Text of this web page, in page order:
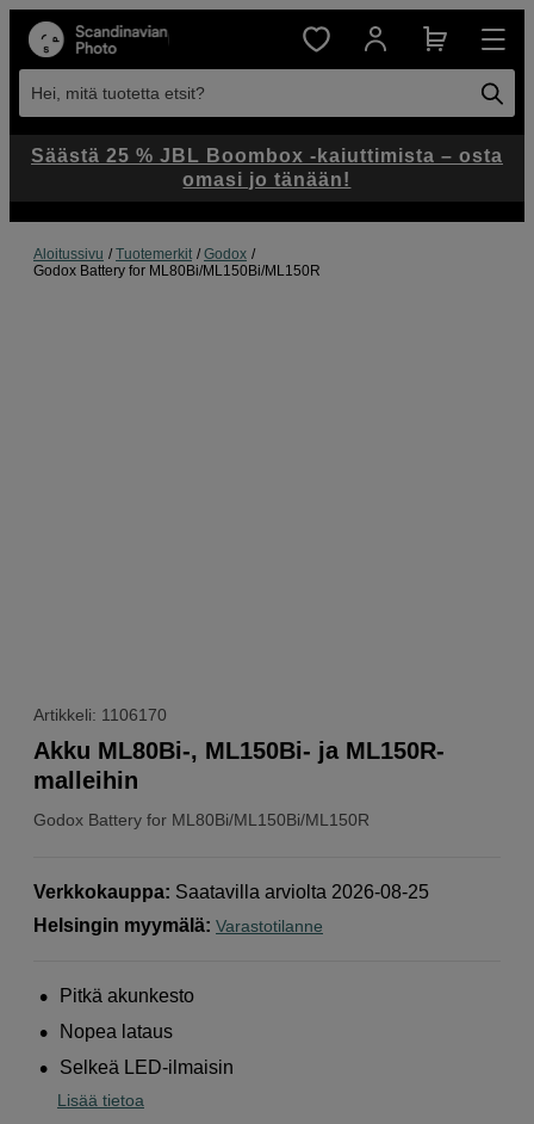
Hei, mitä tuotetta etsit?
Aloitussivu Tuotemerkit
Godox
Godox Battery for ML80Bi/ML150Bi/ML150R
Artikkeli: 1106170
Godox Battery for ML80Bi/ML150Bi/ML150R
Akku ML80Bi-, ML150Bi- ja ML150R-
malleihin
Verkkokauppa: Saatavilla arviolta 2026-08-25
Helsingin myymälä: Varastotilanne
Pitkä akunkesto
Nopea lataus
Selkeä LED-ilmaisin
Lisää tietoa
Säästä 25 % JBL Boombox -kaiuttimista – osta
omasi jo tänään!